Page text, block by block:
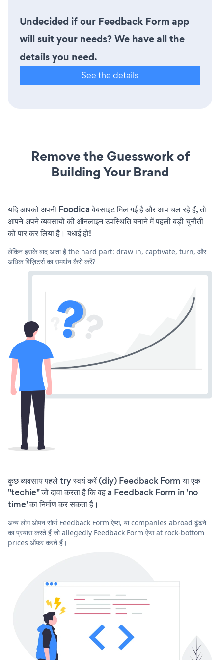
Undecided if our Feedback Form app
will suit your needs? We have all the
details you need.
See the details
Remove the Guesswork of
Building Your Brand
यदि आपको अपनी Foodica वेबसाइट मिल गई है और आप चल रहे हैं, तो
आपने अपने व्यवसायों की ऑनलाइन उपस्थिति बनाने में पहली बड़ी चुनौती
को पार कर लिया है। बधाई हो!
लेकिन इसके बाद आता है the hard part: draw in, captivate, turn, और
अधिक विज़िटर्स का समर्थन कैसे करें?
कुछ व्यवसाय पहले try स्वयं करें (diy) Feedback Form या एक
"techie" जो दावा करता है कि वह a Feedback Form in 'no
time' का निर्माण कर सकता है।
अन्य लोग ओपन सोर्स Feedback Form ऐप्स, या companies abroad ढूंढने
का प्रयास करते हैं जो allegedly Feedback Form ऐप्स at rock-bottom
prices ऑफ़र करते हैं।